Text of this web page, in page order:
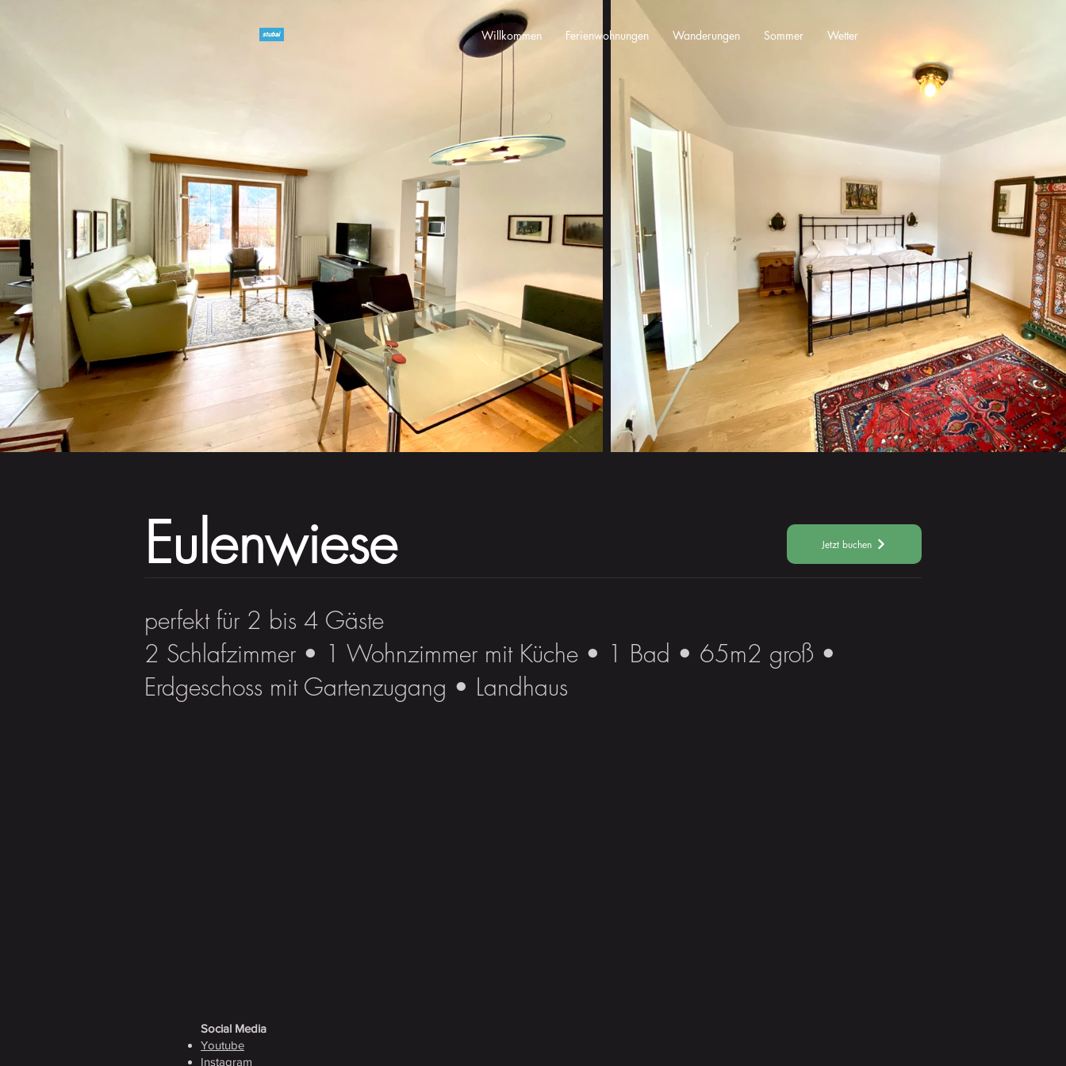
Willkommen Ferienwohnungen Wanderungen Sommer Wetter
Eulenwiese Jetzt buchen
perfekt für 2 bis 4 Gäste
2 Schlafzimmer • 1 Wohnzimmer mit Küche • 1 Bad • 65m2 groß •
Erdgeschoss mit Gartenzugang • Landhaus
Social Media
Youtube
Instagram